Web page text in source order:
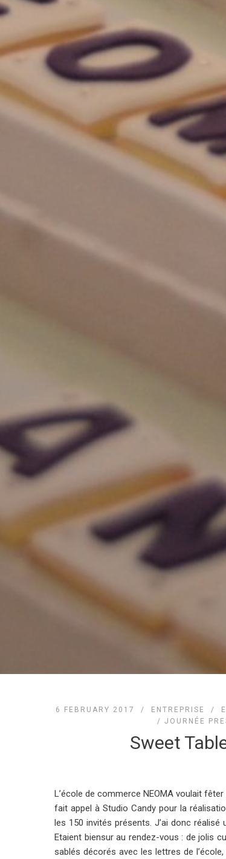
6 FEBRUARY 2017 / ENTREPRISE /
/ JOURNÉE
Sweet
L’école de commerceNEOMA voulait fêter
fait appel à Studio Candy pour la
les 150 invités présents. J’ai donc
Etaient biensur au rendez-vous : de jolis
sablés décorés avec les lettres de